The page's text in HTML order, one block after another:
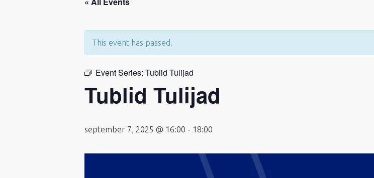
This event has passed.
Event Series: Tublid Tulijad
Tublid Tulijad
september 7, 2025 @ 16:00 - 18:00